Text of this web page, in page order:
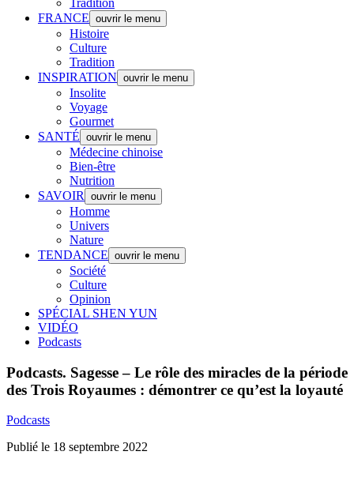
Tradition
FRANCE ouvrir le menu
Histoire
Culture
Tradition
INSPIRATION ouvrir le menu
Insolite
Voyage
Gourmet
SANTÉ ouvrir le menu
Médecine chinoise
Bien-être
Nutrition
SAVOIR
ouvrir le menu
Homme
Univers
Nature
TENDANCE ouvrir le menu
Société
Culture
Opinion
SPÉCIAL SHEN YUN
VIDÉO
Podcasts
Podcasts. Sagesse – Le rôle des miracles de la période
des Trois Royaumes : démontrer ce qu’est la loyauté
Podcasts
Publié le 18 septembre 2022